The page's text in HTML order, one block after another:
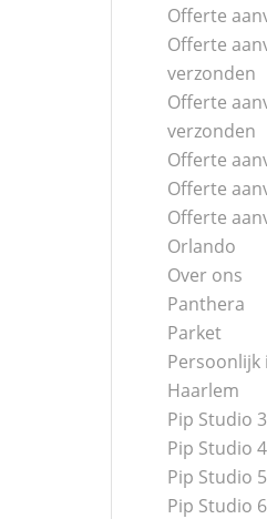
Offerte
Offerte
verzonden
Offerte
verzonden
Offerte
Offerte
Offerte
Orlando
Over ons
Panthera
Parket
Haarlem
Pip Studio 3
Pip Studio 4
Pip Studio 5
Pip Studio 6